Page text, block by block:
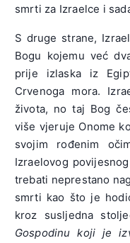
smrti za Izraelce i
S druge strane,
Bogu kojemu već
prije izlaska iz
Crvenoga mora.
života, no taj Bog
više vjeruje Onome
svojim rođenim
Izraelovog
trebati neprestano
smrti kao što je
kroz susljedna
Gospodinu koji je